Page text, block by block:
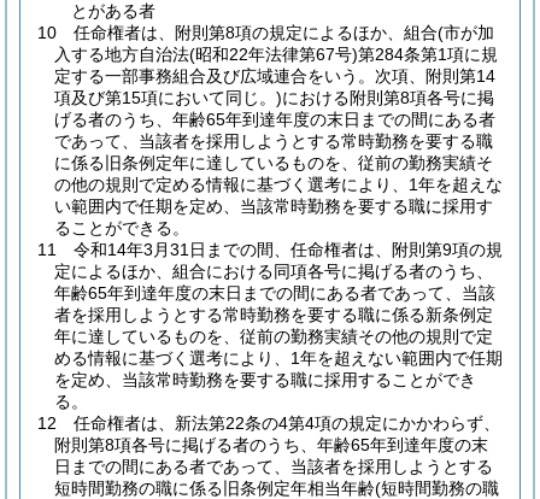
とがある者
10
任命権者は、附則第8項の規定によるほか、組合(市が加
入する地方自治法(昭和22年法律第67号)第284条第1項に規
定する一部事務組合及び広域連合をいう。次項、附則第14
項及び第15項において同じ。)における附則第8項各号に掲
げる者のうち、年齢65年到達年度の末日までの間にある者
であって、当該者を採用しようとする常時勤務を要する職
に係る旧条例定年に達しているものを、従前の勤務実績そ
の他の規則で定める情報に基づく選考により、1年を超えな
い範囲内で任期を定め、当該常時勤務を要する職に採用す
ることができる。
11
令和14年3月31日までの間、任命権者は、附則第9項の規
定によるほか、組合における同項各号に掲げる者のうち、
年齢65年到達年度の末日までの間にある者であって、当該
者を採用しようとする常時勤務を要する職に係る新条例定
年に達しているものを、従前の勤務実績その他の規則で定
める情報に基づく選考により、1年を超えない範囲内で任期
を定め、当該常時勤務を要する職に採用することができ
る。
12
任命権者は、新法第22条の4第4項の規定にかかわらず、
附則第8項各号に掲げる者のうち、年齢65年到達年度の末
日までの間にある者であって、当該者を採用しようとする
短時間勤務の職に係る旧条例定年相当年齢(短時間勤務の職